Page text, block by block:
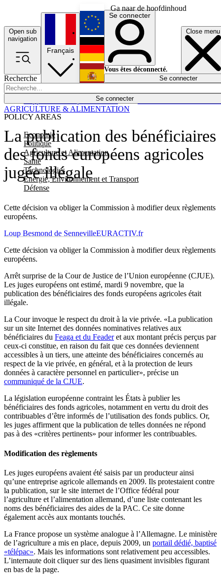
Ga naar de hoofdinhoud
Open sub
navigation
Close menu
Recherche
Se connecter
POLICY AREAS
Economie
Politique
Agriculture et Alimentation
Santé
Technologies
Energie, Environnement et Transport
Défense
Économie
Français
English
Deutsch
Español
Se connecter
Vous êtes déconnecté.
Se connecter
La publication des bénéficiaires
des fonds européens agricoles
jugée illégale
Cette décision va obliger la Commission à modifier deux règlements
européens.
AGRICULTURE & ALIMENTATION
Loup Besmond de SennevilleEURACTIV.fr
Cette décision va obliger la Commission à modifier deux règlements
européens.
Arrêt surprise de la Cour de Justice de l’Union européenne (CJUE).
Les juges européens ont estimé, mardi 9 novembre, que la
publication des bénéficiaires des fonds européens agricoles était
illégale.
La Cour invoque le respect du droit à la vie privée. «La publication
sur un site Internet des données nominatives relatives aux
bénéficiaires du Feaga et du Feaderet aux montant précis perçus par
ceux-ci constitue, en raison du fait que ces données deviennent
accessibles à un tiers, une atteinte des bénéficiaires concernés au
respect de la vie privée, en général, et à la protection de leurs
données à caractère personnel en particulier», précise un
communiqué de la CJUE.
La législation européenne contraint les États à publier les
bénéficiaires des fonds agricoles, notamment en vertu du droit des
contribuables d’être informés de l’utilisation des fonds publics. Or,
les juges affirment que la publication de telles données ne répond
pas à des «critères pertinents» pour informer les contribuables.
Modification des règlements
Les juges européens avaient été saisis par un producteur ainsi
qu’une entreprise agricole allemands en 2009. Ils protestaient contre
la publication, sur le site internet de l’Office fédéral pour
l’agriculture et l’alimentation allemand, d’une liste contenant les
noms des bénéficiaires des aides de la PAC. Ce site donne
également accès aux montants touchés.
La France propose un système analogue à l’Allemagne. Le ministère
de l’agriculture a mis en place, depuis 2009, un portail dédié, baptisé
«télépac». Mais les informations sont relativement peu accessibles.
L’internaute doit cliquer sur des liens quasiment invisibles figurant
en bas de la page.